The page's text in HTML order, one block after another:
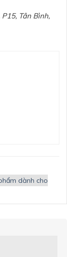
Tân Bình,
dành cho